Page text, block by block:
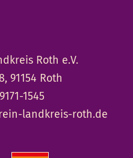
Roth e.V.
91154 Roth
1545
landkreis-roth.de